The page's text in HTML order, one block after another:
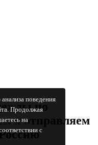
поведения
Продолжая
на
с
по
и отправляем